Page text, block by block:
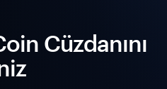
Cüzdanını